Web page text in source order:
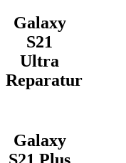
Galaxy
S21
Ultra
Reparatur
Galaxy